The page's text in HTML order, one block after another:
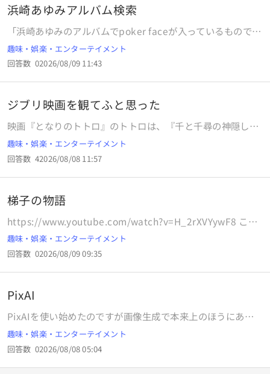
ころCPOか新車購入した人以外の入庫は拒否していると言わ
れました。 その場合もし、修理したい、車検を通したいと言
った場合どこにお願いすればいいのでしょうか？ オートバッ
クスや街の整備工場などにレクサスの部品や、専用の診断機
等があるとは思えないのですが。 また事故した場合の受け入
す。 補足です。 購入した販売店は納車時、納車後に不備が多
すぎる、また対応が悪すぎるため、その店との関わりは切っ
てしまっています。なので販売店以外でお願いします。 あ
と、車検費用はどのくらいいりますか？
浜崎あゆみアルバム検索
「浜崎あゆみのアルバムでpoker faceが入っているものでa
song forでもなくてａ complete all singlesでもなくリミッ
クス盤でもないものはありませんか？」という質問をyahoo
知恵袋に載せてくださる方を探しています。お願いします載
せてください。
趣味・娯楽・エンターテイメント
回答数 02026/08/09 11:43
ジブリ映画を観てふと思った
映画『となりのトトロ』のトトロは、『千と千尋の神隠し』
のハクに相当する存在だと考えました。この考えについてど
う思われますか？ 理由としては、どちらのキャラクターも主
人公にとって頼もしい存在であることが共通点だと感じるか
らです。
趣味・娯楽・エンターテイメント
回答数 42026/08/08 11:57
梯子の物語
https://www.youtube.com/watch?v=H_2rXVYywF8 これ
は実話ですか？ 本当に掲示板にあったのか
趣味・娯楽・エンターテイメント
回答数 02026/08/09 09:35
PixAI
PixAIを使い始めたのですが画像生成で本来上のほうにある
はずの画像参照の項目がありません。ページを更新した際に
一瞬出るのですがすぐに消えてしまいます。どうすれば使え
るようになるでしょうか？ お問い合わせをしているのですが
来週にならないと返信がこないとのことなのでわかる方いら
趣味・娯楽・エンターテイメント
回答数 02026/08/08 05:04